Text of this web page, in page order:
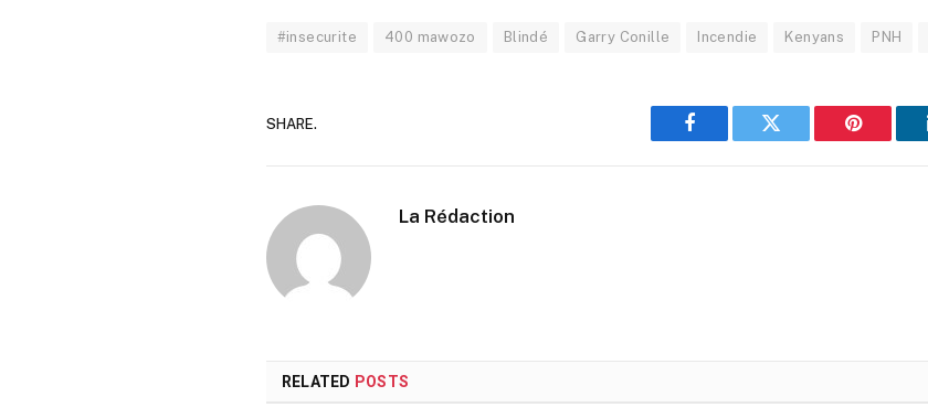
#insecurite 400 mawozo Blindé Garry Conille Incendie Kenyans PNH
SHARE.
Facebook Twitter Pinterest
La Rédaction
RELATED POSTS